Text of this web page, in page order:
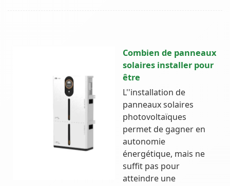
Combien de panneaux
solaires installer pour
être
L''installation de
panneaux solaires
photovoltaïques
permet de gagner en
autonomie
énergétique, mais ne
suffit pas pour
atteindre une